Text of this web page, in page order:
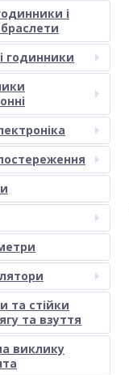
і
годинники
та стійки
та взуття
виклику